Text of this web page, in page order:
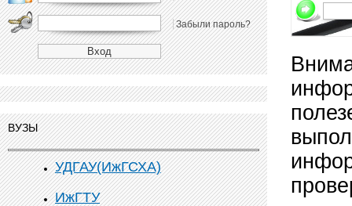
Забыли пароль?
ВУЗЫ
УДГАУ(ИжГСХА)
ИжГТУ